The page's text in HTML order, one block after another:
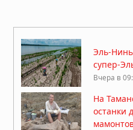
Эль-
супер-
Вчера в
На
останки